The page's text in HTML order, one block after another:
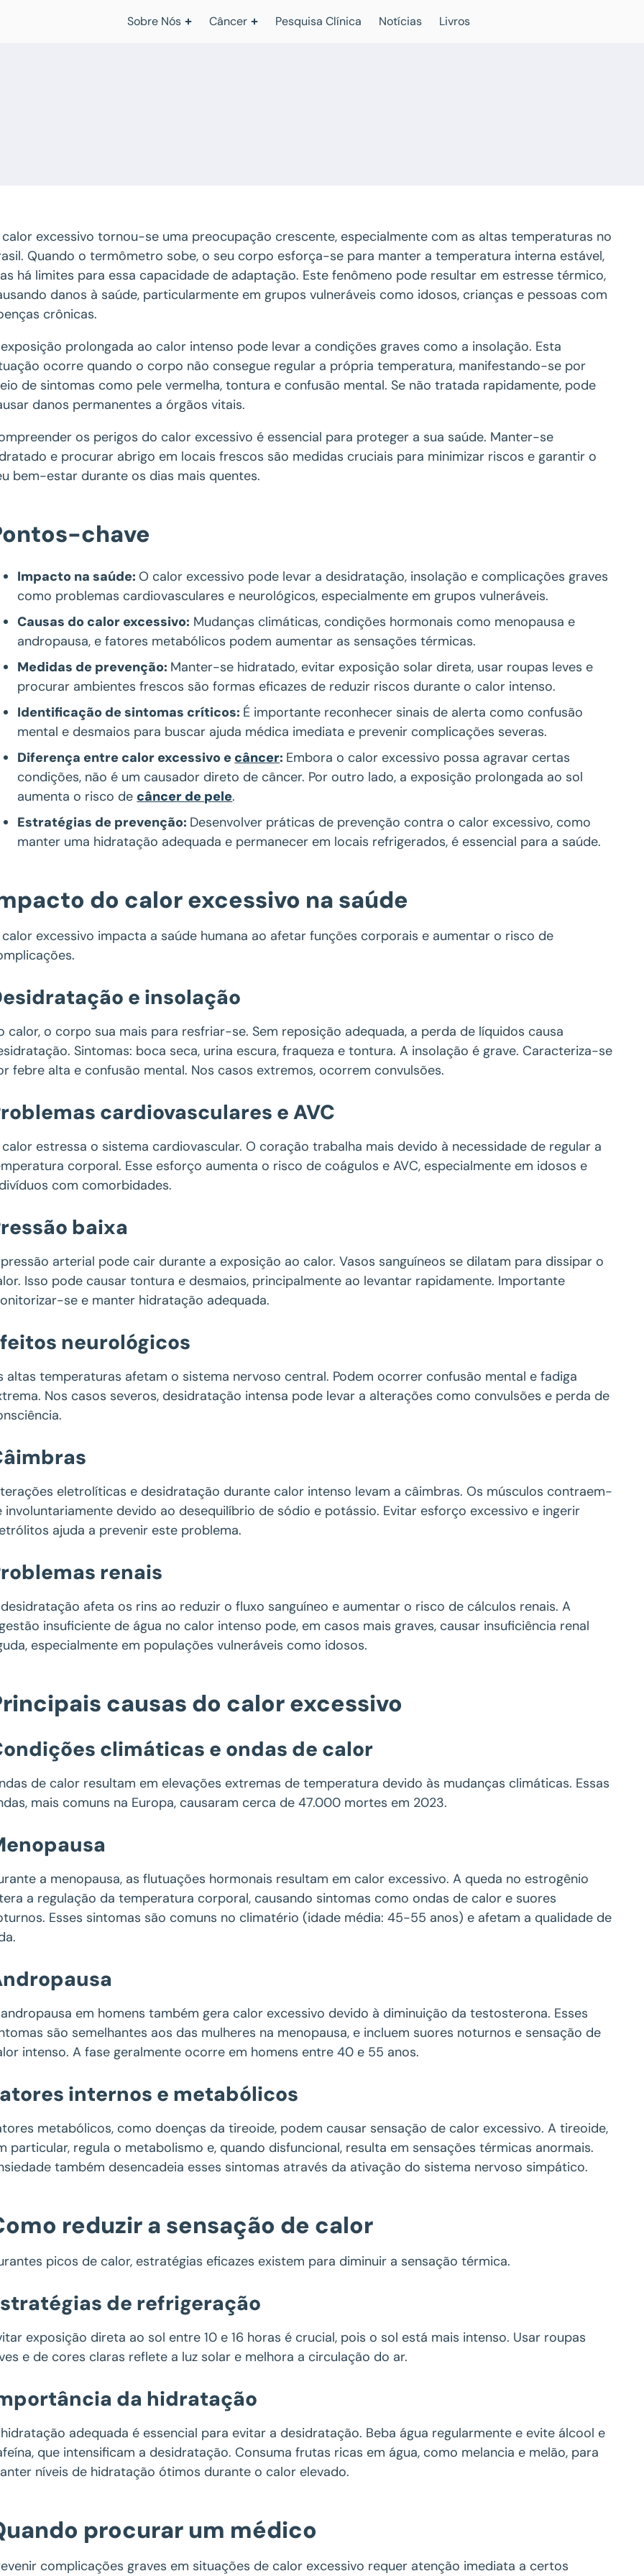
Sobre Nós Câncer Pesquisa Clínica Notícias Livros
excessivo tornou-se uma preocupação crescente, especialmente com as altas temperaturas no
Quando o termômetro sobe, o seu corpo esforça-se para manter a temperatura interna estável,
há limites para essa capacidade de adaptação. Este fenômeno pode resultar em estresse térmico,
danos à saúde, particularmente em grupos vulneráveis como idosos, crianças e pessoas com
crônicas.
prolongada ao calor intenso pode levar a condições graves como a insolação. Esta
ocorre quando o corpo não consegue regular a própria temperatura, manifestando-se por
de sintomas como pele vermelha, tontura e confusão mental. Se não tratada rapidamente, pode
danos permanentes a órgãos vitais.
os perigos do calor excessivo é essencial para proteger a sua saúde. Manter-se
e procurar abrigo em locais frescos são medidas cruciais para minimizar riscos e garantir o
bem-estar durante os dias mais quentes.
chave
Impacto na saúde: O calor excessivo pode levar a desidratação, insolação e complicações graves
como problemas cardiovasculares e neurológicos, especialmente em grupos vulneráveis.
Causas do calor excessivo: Mudanças climáticas, condições hormonais como menopausa e
andropausa, e fatores metabólicos podem aumentar as sensações térmicas.
Medidas de prevenção: Manter-se hidratado, evitar exposição solar direta, usar roupas leves e
procurar ambientes frescos são formas eficazes de reduzir riscos durante o calor intenso.
Identificação de sintomas críticos: É importante reconhecer sinais de alerta como confusão
mental e desmaios para buscar ajuda médica imediata e prevenir complicações severas.
Diferença entre calor excessivo e câncer: Embora o calor excessivo possa agravar certas
condições, não é um causador direto de câncer. Por outro lado, a exposição prolongada ao sol
aumenta o risco de câncer de pele.
Estratégias de prevenção: Desenvolver práticas de prevenção contra o calor excessivo, como
manter uma hidratação adequada e permanecer em locais refrigerados, é essencial para a saúde.
do calor excessivo na saúde
excessivo impacta a saúde humana ao afetar funções corporais e aumentar o risco de
e insolação
calor, o corpo sua mais para resfriar-se. Sem reposição adequada, a perda de líquidos causa
Sintomas: boca seca, urina escura, fraqueza e tontura. A insolação é grave. Caracteriza-se
febre alta e confusão mental. Nos casos extremos, ocorrem convulsões.
cardiovasculares e AVC
estressa o sistema cardiovascular. O coração trabalha mais devido à necessidade de regular a
corporal. Esse esforço aumenta o risco de coágulos e AVC, especialmente em idosos e
com comorbidades.
baixa
arterial pode cair durante a exposição ao calor. Vasos sanguíneos se dilatam para dissipar o
Isso pode causar tontura e desmaios, principalmente ao levantar rapidamente. Importante
se e manter hidratação adequada.
neurológicos
altas temperaturas afetam o sistema nervoso central. Podem ocorrer confusão mental e fadiga
Nos casos severos, desidratação intensa pode levar a alterações como convulsões e perda de
eletrolíticas e desidratação durante calor intenso levam a câimbras. Os músculos contraem-
involuntariamente devido ao desequilíbrio de sódio e potássio. Evitar esforço excessivo e ingerir
ajuda a prevenir este problema.
renais
afeta os rins ao reduzir o fluxo sanguíneo e aumentar o risco de cálculos renais. A
insuficiente de água no calor intenso pode, em casos mais graves, causar insuficiência renal
especialmente em populações vulneráveis como idosos.
causas do calor excessivo
climáticas e ondas de calor
de calor resultam em elevações extremas de temperatura devido às mudanças climáticas. Essas
mais comuns na Europa, causaram cerca de 47.000 mortes em 2023.
a menopausa, as flutuações hormonais resultam em calor excessivo. A queda no estrogênio
a regulação da temperatura corporal, causando sintomas como ondas de calor e suores
Esses sintomas são comuns no climatério (idade média: 45-55 anos) e afetam a qualidade de
em homens também gera calor excessivo devido à diminuição da testosterona. Esses
são semelhantes aos das mulheres na menopausa, e incluem suores noturnos e sensação de
intenso. A fase geralmente ocorre em homens entre 40 e 55 anos.
internos e metabólicos
metabólicos, como doenças da tireoide, podem causar sensação de calor excessivo. A tireoide,
particular, regula o metabolismo e, quando disfuncional, resulta em sensações térmicas anormais.
também desencadeia esses sintomas através da ativação do sistema nervoso simpático.
reduzir a sensação de calor
picos de calor, estratégias eficazes existem para diminuir a sensação térmica.
de refrigeração
exposição direta ao sol entre 10 e 16 horas é crucial, pois o sol está mais intenso. Usar roupas
e de cores claras reflete a luz solar e melhora a circulação do ar.
da hidratação
adequada é essencial para evitar a desidratação. Beba água regularmente e evite álcool e
que intensificam a desidratação. Consuma frutas ricas em água, como melancia e melão, para
níveis de hidratação ótimos durante o calor elevado.
procurar um médico
complicações graves em situações de calor excessivo requer atenção imediata a certos